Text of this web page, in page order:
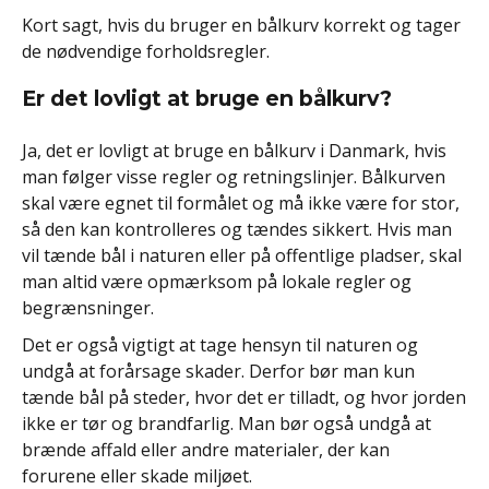
Kort sagt, hvis du bruger en bålkurv korrekt og tager
de nødvendige forholdsregler.
Er det lovligt at bruge en bålkurv?
Ja, det er lovligt at bruge en bålkurv i Danmark, hvis
man følger visse regler og retningslinjer. Bålkurven
skal være egnet til formålet og må ikke være for stor,
så den kan kontrolleres og tændes sikkert. Hvis man
vil tænde bål i naturen eller på offentlige pladser, skal
man altid være opmærksom på lokale regler og
begrænsninger.
Det er også vigtigt at tage hensyn til naturen og
undgå at forårsage skader. Derfor bør man kun
tænde bål på steder, hvor det er tilladt, og hvor jorden
ikke er tør og brandfarlig. Man bør også undgå at
brænde affald eller andre materialer, der kan
forurene eller skade miljøet.